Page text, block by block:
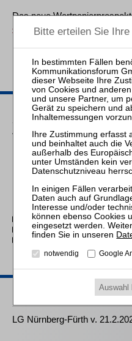
Das neue
ZBB 2005, 216
< 76 77
Heftarchiv
2020–2026
2026
2025
2024
2023
2022
2021
2020
2010–2019
2000–2009
1999
LG Nürnberg-Fürth v.
notwendig Google
Auswahl